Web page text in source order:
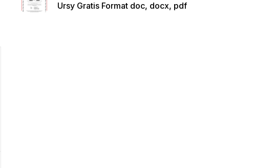
Ursy Gratis Format doc, docx, pdf